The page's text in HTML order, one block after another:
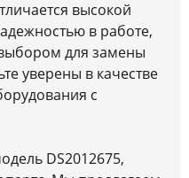
высокой
в работе,
для замены
уверены в качестве
с
DS2012675,